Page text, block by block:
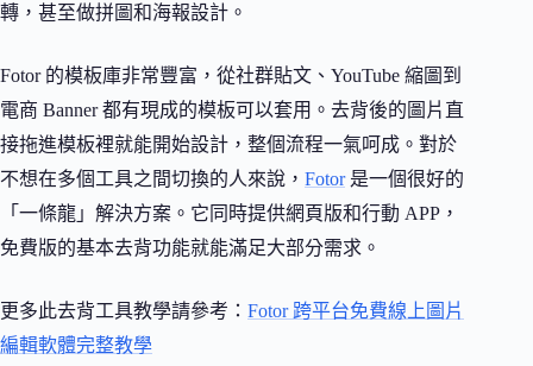
轉，甚至做拼圖和海報設計。
Fotor 的模板庫非常豐富，從社群貼文、YouTube 縮圖到
電商 Banner 都有現成的模板可以套用。去背後的圖片直
接拖進模板裡就能開始設計，整個流程一氣呵成。對於
不想在多個工具之間切換的人來說， Fotor是一個很好的
「一條龍」解決方案。它同時提供網頁版和行動 APP，
免費版的基本去背功能就能滿足大部分需求。
更多此去背工具教學請參考： Fotor 跨平台免費線上圖片
編輯軟體完整教學